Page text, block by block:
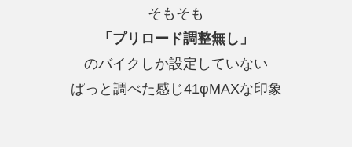
そもそも
「プリロード調整無し」
のバイクしか設定していない
ぱっと調べた感じ41φMAXな印象